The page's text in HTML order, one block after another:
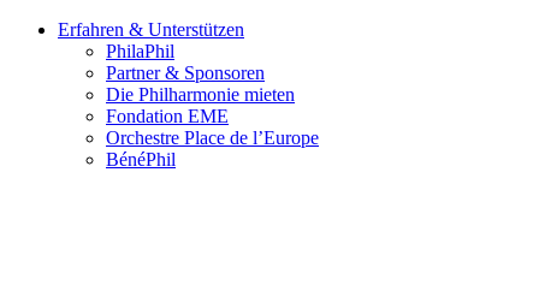
Erfahren & Unterstützen
PhilaPhil
Partner & Sponsoren
Die Philharmonie mieten
Fondation EME
Orchestre Place de l’Europe
BénéPhil